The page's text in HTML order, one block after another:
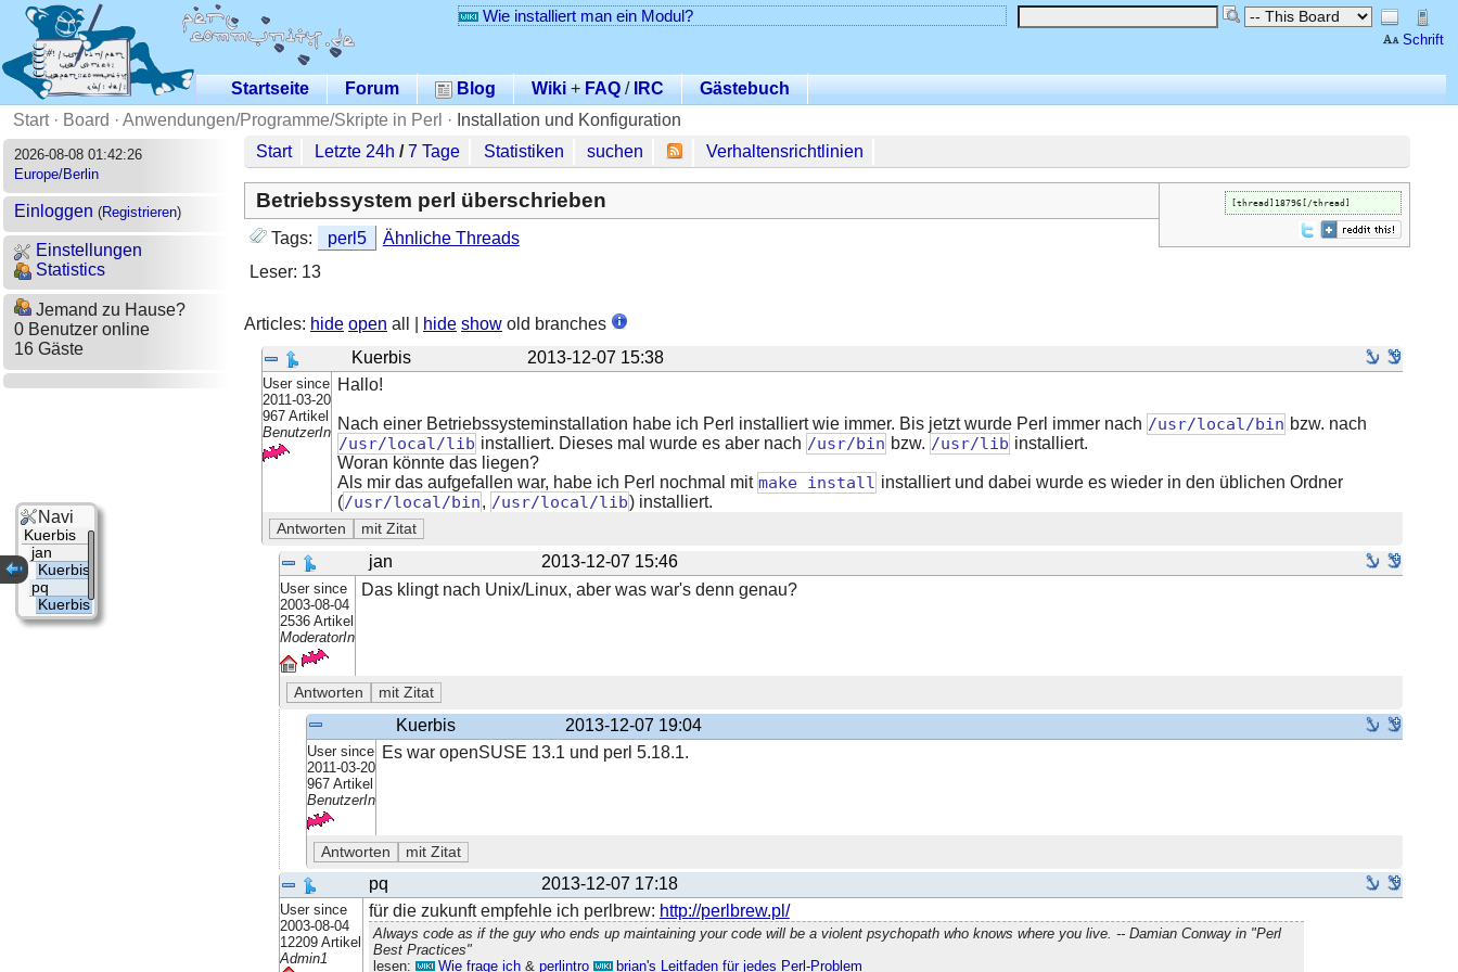
Schrift
Wie installiert man ein Modul?
Startseite Forum Blog Wiki+ FAQ /IRC
Gästebuch
Start· Board · Anwendungen/Programme/Skripte in Perl · Installation und Konfiguration
2026-08-08 01:42:26
Europe/Berlin
Einloggen (Registrieren)
Einstellungen
Statistics
Jemand zu Hause?
0 Benutzer online
16 Gäste
Start Letzte 24h /7 Tage Statistiken suchen Verhaltensrichtlinien
[thread]18796[/thread]
Betriebssystem perl überschrieben
Tags: perl5
Ähnliche Threads
Leser: 13
Articles: hide open all | hide show old branches
Kuerbis
2013-12-07 15:38
User since
2011-03-20
967 Artikel
BenutzerIn
Hallo!
Nach einer Betriebssysteminstallation habe ich Perl installiert wie immer. Bis jetzt wurde Perl immer nach /usr/local/bin bzw. nach
/usr/local/lib installiert. Dieses mal wurde es aber nach /usr/bin bzw. /usr/lib installiert.
Woran könnte das liegen?
Als mir das aufgefallen war, habe ich Perl nochmal mit make install installiert und dabei wurde es wieder in den üblichen Ordner
(/usr/local/bin, /usr/local/lib) installiert.
jan 2013-12-07 15:46
User since
2003-08-04
2536 Artikel
ModeratorIn
Das klingt nach Unix/Linux, aber was war's denn genau?
Kuerbis 2013-12-07 19:04
User since
2011-03-20
967 Artikel
BenutzerIn
Es war openSUSE 13.1 und perl 5.18.1.
pq 2013-12-07 17:18
User since
2003-08-04
12209 Artikel
Admin1
für die zukunft empfehle ich perlbrew: http://perlbrew.pl/
Always code as if the guy who ends up maintaining your code will be a violent psychopath who knows where you live. -- Damian Conway in "Perl
Best Practices"
lesen:
Wie frage ich &perlintro brian's Leitfaden für jedes Perl-Problem
Navi
Kuerbis
jan
Kuerbis
pq
Kuerbis